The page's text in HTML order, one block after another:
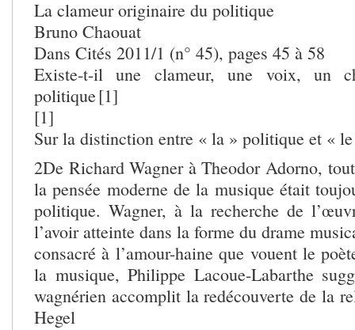
La clameur originaire du politique
Bruno Chaouat
Dans Cités 2011/1 (n° 45), pages 45 à 58
Existe-t-il une clameur, une voix, un
politique [1]
[1]
Sur la distinction entre « la » politique et «
2De Richard Wagner à Theodor Adorno,
la pensée moderne de la musique était
politique. Wagner, à la recherche de
l’avoir atteinte dans la forme du drame
consacré à l’amour-haine que vouent le
la musique, Philippe Lacoue-Labarthe
wagnérien accomplit la redécouverte de la
Hegel